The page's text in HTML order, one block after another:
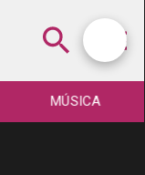
MÚSICA